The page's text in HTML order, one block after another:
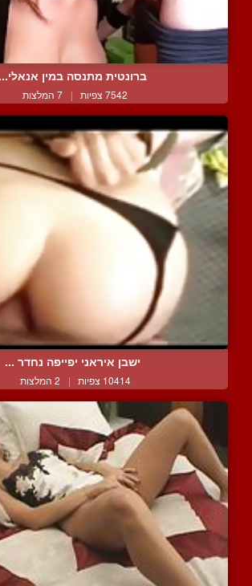
ברונטית מתנסה במין אנאלי...
7542 צפיות | 7 המלצות
ישבן איראני יפייפה נחדר ...
10414 צפיות | 2 המלצות